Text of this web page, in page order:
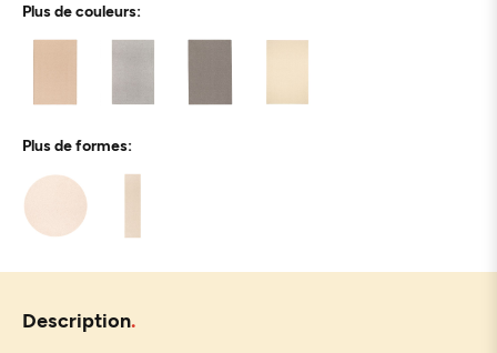
Plus de couleurs:
Plus de formes:
Description